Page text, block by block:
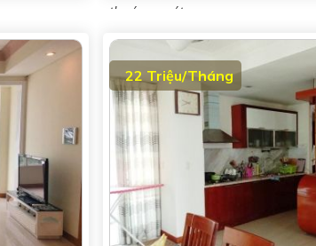
thoáng, mát..
22 Triệu/Tháng